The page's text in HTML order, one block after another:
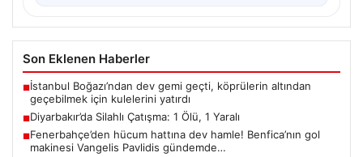
Son Eklenen Haberler
■İstanbul Boğazı’ndan dev gemi geçti, köprülerin altından
geçebilmek için kulelerini yatırdı
■Diyarbakır’da Silahlı Çatışma: 1 Ölü, 1 Yaralı
■Fenerbahçe’den hücum hattına dev hamle! Benfica’nın gol
makinesi Vangelis Pavlidis gündemde…